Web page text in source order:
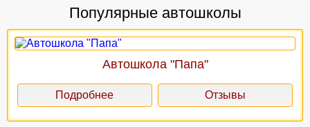
Популярные автошколы
Автошкола "Папа"
Подробнее Отзывы